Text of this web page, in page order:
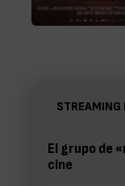
STREAMING
El grupo de
cine